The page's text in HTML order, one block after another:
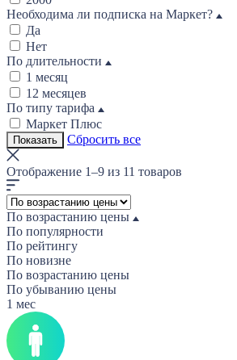
Необходима ли подписка на Маркет?
Да
Нет
По длительности
1 месяц
12 месяцев
По типу тарифа
Маркет Плюс
Показать Сбросить все
Отображение 1–9 из 11 товаров
По возрастанию цены
По популярности
По рейтингу
По новизне
По возрастанию цены
По убыванию цены
1 мес